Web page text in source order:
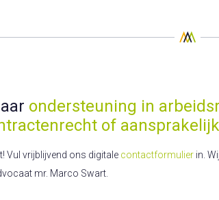
ondersteuning in
of
Vul vrijblijvend ons digitale contactformulier in.
mr. Marco Swart.